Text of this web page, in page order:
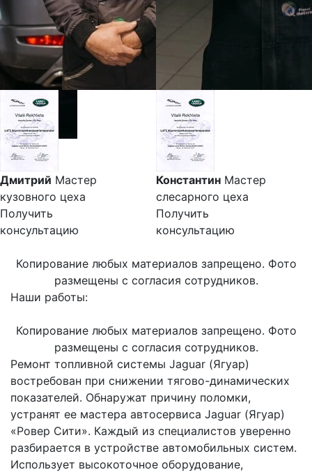
Дмитрий Мастер
кузовного цеха
Получить
консультацию
Константин Мастер
слесарного цеха
Получить
консультацию
Копирование любых материалов запрещено. Фото
размещены с согласия сотрудников.
Наши работы:
Копирование любых материалов запрещено. Фото
размещены с согласия сотрудников.
Ремонт топливной системы Jaguar (Ягуар)
востребован при снижении тягово-динамических
показателей. Обнаружат причину поломки,
устранят ее мастера автосервиса Jaguar (Ягуар)
«Ровер Сити». Каждый из специалистов уверенно
разбирается в устройстве автомобильных систем.
Использует высокоточное оборудование,